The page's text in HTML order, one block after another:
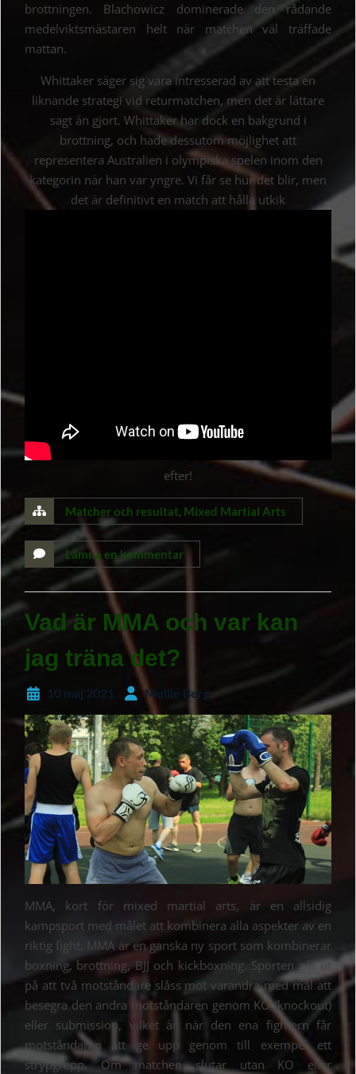
brottningen. Blachowicz dominerade den rådande
medelviktsmästaren helt när matchen väl träffade
mattan.
Whittaker säger sig vara intresserad av att testa en
liknande strategi vid returmatchen, men det är lättare
sagt än gjort. Whittaker har dock en bakgrund i
brottning, och hade dessutom möjlighet att
representera Australien i olympiska spelen inom den
kategorin när han var yngre. Vi får se hur det blir, men
det är definitivt en match att hålla utkik
efter!
Matcher och resultat, Mixed Martial Arts
Lämna en kommentar
Vad är MMA och var kan
jag träna det?
10 maj 2021 Mollie Berg
MMA, kort för mixed martial arts, är en allsidig
kampsport med målet att kombinera alla aspekter av en
riktig fight. MMA är en ganska ny sport som kombinerar
boxning, brottning, BJJ och kickboxning. Sporten går ut
på att två motståndare slåss mot varandra med mål att
besegra den andra motståndaren genom KO (knockout)
eller submission, vilket är när den ena fightern får
motståndaren att ge upp genom till exempel ett
strypgrepp. Om matchen slutar utan KO eller